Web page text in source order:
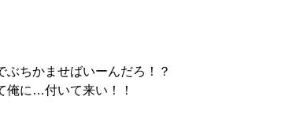
ちかませばいーんだろ！？
俺に…付いて来い！！